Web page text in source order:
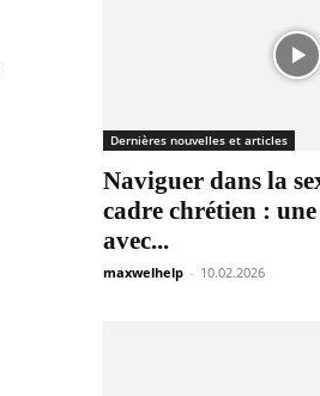
Dernières nouvelles et articles
Naviguer dans la
cadre chrétien :
avec...
maxwelhelp - 10.02.2026